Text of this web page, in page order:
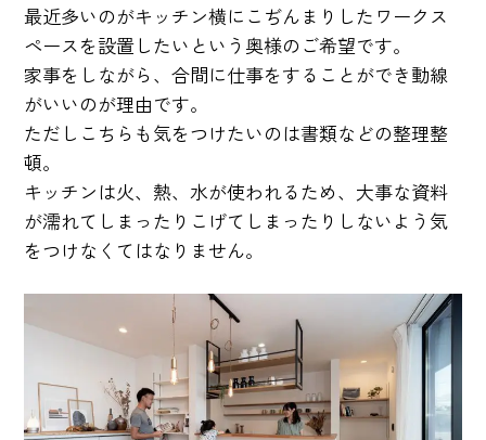
最近多いのがキッチン横にこぢんまりしたワークス
ペースを設置したいという奥様のご希望です。
家事をしながら、合間に仕事をすることができ動線
がいいのが理由です。
ただしこちらも気をつけたいのは書類などの整理整
頓。
キッチンは火、熱、水が使われるため、大事な資料
が濡れてしまったりこげてしまったりしないよう気
をつけなくてはなりません。